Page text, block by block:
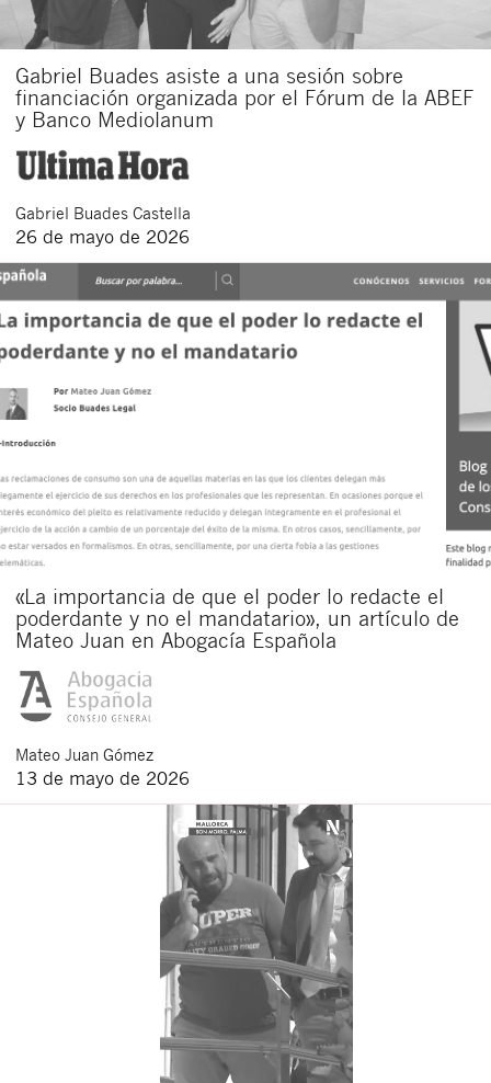
Gabriel Buades asiste a una sesión sobre
financiación organizada por el Fórum de la ABEF
y Banco Mediolanum
Gabriel Buades Castella
26 de mayo de 2026
«La importancia de que el poder lo redacte el
poderdante y no el mandatario», un artículo de
Mateo Juan en Abogacía Española
Mateo Juan Gómez
13 de mayo de 2026